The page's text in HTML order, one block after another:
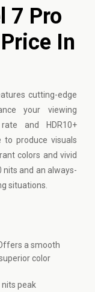
7 Pro
In
cutting-edge
your viewing
and HDR10+
to produce visuals
colors and vivid
nits and an always-
situations.
a smooth
color
nits peak